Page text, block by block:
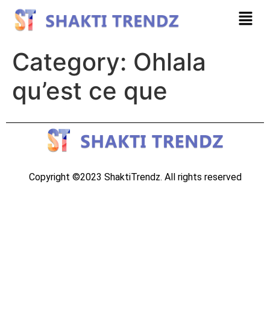
Category: Ohlala
qu’est ce que
Copyright ©2023 ShaktiTrendz. All rights reserved